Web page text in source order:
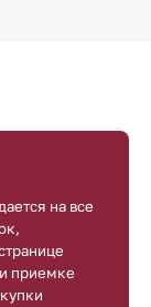
на все
приемке